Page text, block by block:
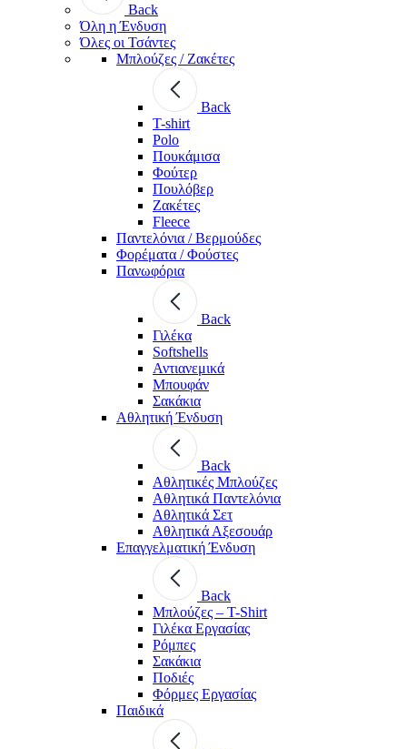
Back
Όλη η Ένδυση
Όλες οι Τσάντες
Μπλούζες / Ζακέτες
Back
T-shirt
Polo
Πουκάμισα
Φούτερ
Πουλόβερ
Ζακέτες
Fleece
Παντελόνια / Βερμούδες
Φορέματα / Φούστες
Πανωφόρια
Back
Γιλέκα
Softshells
Αντιανεμικά
Μπουφάν
Σακάκια
Αθλητική Ένδυση
Back
Aθλητικές Μπλούζες
Αθλητικά Παντελόνια
Αθλητικά Σετ
Αθλητικά Αξεσουάρ
Επαγγελματική Ένδυση
Back
Μπλούζες – T-Shirt
Γιλέκα Εργασίας
Ρόμπες
Σακάκια
Ποδιές
Φόρμες Εργασίας
Παιδικά